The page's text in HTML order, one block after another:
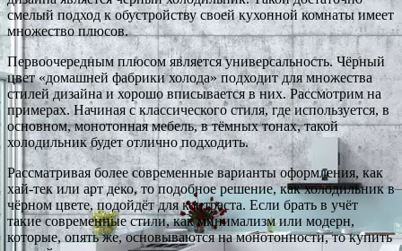
смелый подход к обустройству своей кухонной комнаты имеет
множество плюсов.
Первоочередным плюсом является универсальность. Чёрный
цвет «домашней фабрики холода» подходит для множества
стилей дизайна и хорошо вписывается в них. Рассмотрим на
примерах. Начиная с классического стиля, где используется, в
основном, монотонная мебель, в тёмных тонах, такой
холодильник будет отлично подходить.
Рассматривая более современные варианты оформления, как
хай-тек или арт деко, то подобное решение, как холодильник в
чёрном цвете, подойдёт для контраста. Если брать в учёт
такие современные стили, как минимализм или модерн,
которые, опять же, основываются на монотонности, то купить